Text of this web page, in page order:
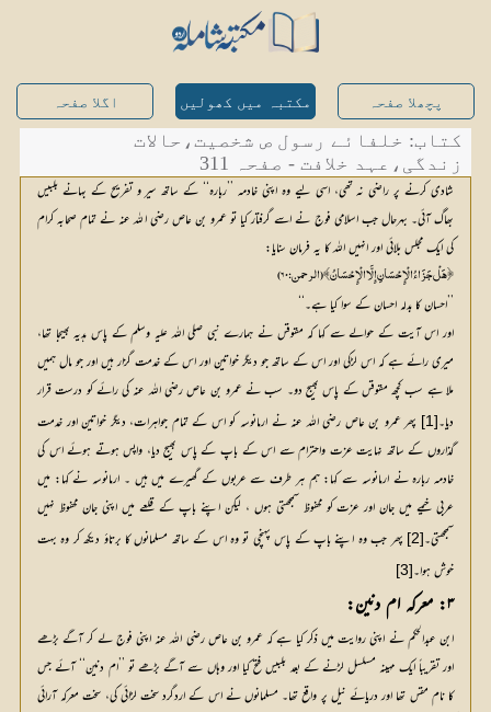
پچھلا صفحہ مکتبہ میں کھولیں اگلا صفحہ
کتاب: خلفائے رسول ص شخصیت،حالات
زندگی،عہد خلافت - صفحہ 311
شادی کرنے پر راضی نہ تھی، اسی لیے وہ اپنی خادمہ ’’ربارہ‘‘ کے ساتھ سیر و تفریح کے بہانے بلبیس
بھاگ آئی۔ بہرحال جب اسلامی فوج نے اسے گرفتار کیا تو عمرو بن عاص رضی اللہ عنہ نے تمام صحابہ کرام
کی ایک مجلس بلائی اور انہیں اللہ کا یہ فرمان سنایا:
﴿ هَلْ جَزَاءُ الْإِحْسَانِ إِلَّا الْإِحْسَانُ ﴾ (الرحمن: ۶۰)
’’احسان کا بدلہ احسان کے سوا کیا ہے۔‘‘
اور اس آیت کے حوالے سے کہا کہ مقوقس نے ہمارے نبی صلی اللہ علیہ وسلم کے پاس ہدیہ بھیجا تھا،
میری رائے ہے کہ اس لڑکی اور اس کے ساتھ جو دیگر خواتین اور اس کے خدمت گزار ہیں اور جو مال ہمیں
ملا ہے سب کچھ مقوقس کے پاس بھیج دو۔ سب نے عمرو بن عاص رضی اللہ عنہ کی رائے کو درست قرار
دیا۔[1]
سمجھتی۔[2]
خوش ہوا۔[3]
۳: معرکہ ام دنین:
ابن عبدالحکم نے اپنی روایت میں ذکر کیا ہے کہ عمرو بن عاص رضی اللہ عنہ اپنی فوج لے کر آگے بڑھے
اور تقریباً ایک مہینہ مسلسل لڑنے کے بعد بلبیس فتح کیا اور وہاں سے آگے بڑھے تو ’’ام دنین‘‘ آئے جس
کا نام مقس تھا اور دریائے نیل پر واقع تھا۔ مسلمانوں نے اس کے اردگرد سخت لڑائی کی، سخت معرکہ آرائی